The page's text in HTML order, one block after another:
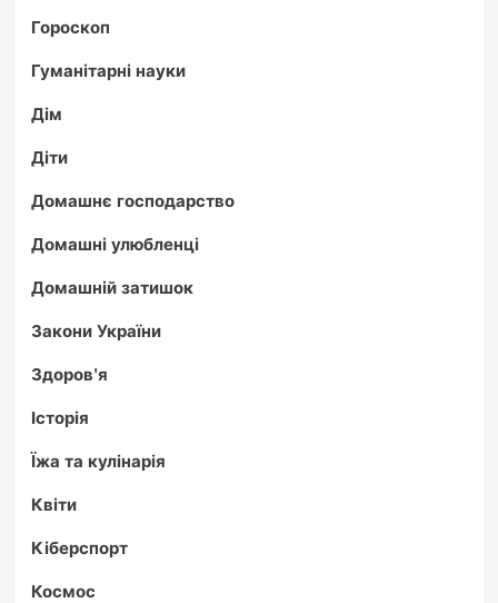
Гороскоп
Гуманітарні науки
Дім
Діти
Домашнє господарство
Домашні улюбленці
Домашній затишок
Закони України
Здоров'я
Історія
Їжа та кулінарія
Квіти
Кіберспорт
Космос